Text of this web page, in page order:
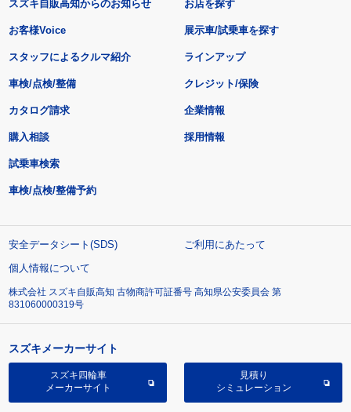
スズキ自販高知からのお知らせ
お客様Voice
スタッフによるクルマ紹介
お店を探す
展示車/試乗車を探す
ラインアップ
車検/点検/整備 クレジット/保険
カタログ請求
購入相談
試乗車検索
車検/点検/整備予約
企業情報
採用情報
安全データシート(SDS)
ご利用にあたって
個人情報について
株式会社 スズキ自販高知 古物商許可証番号 高知県公安委員会 第
831060000319号
スズキメーカーサイト
スズキ四輪車
メーカーサイト
見積り
シミュレーション